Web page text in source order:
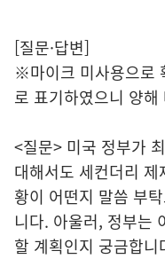
[질문·답변]
※마이크 미사용으로
로 표기하였으니 양해
<질문> 미국 정부가
대해서도 세컨더리
황이 어떤지 말씀 부
니다. 아울러, 정부는
할 계획인지 궁금합니